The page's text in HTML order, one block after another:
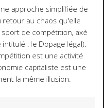
approche simplifiée de
au chaos qu'elle
de compétition, axé
: le Dopage légal).
est une activité
capitaliste est une
la même illusion.